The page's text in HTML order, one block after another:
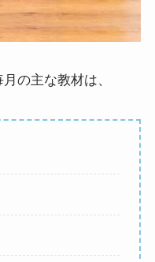
の主な教材は、